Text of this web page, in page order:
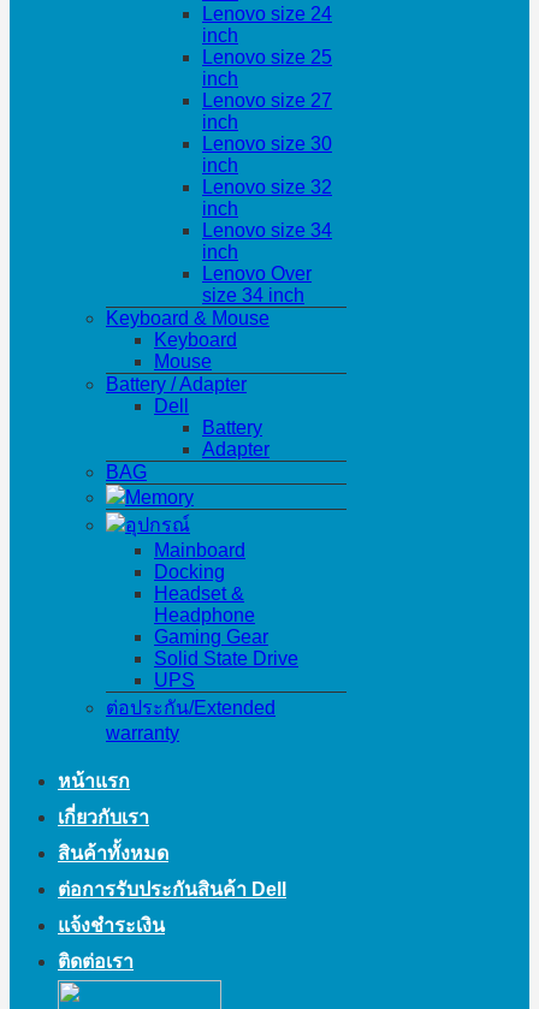
Lenovo size 24
inch
Lenovo size 25
inch
Lenovo size 27
inch
Lenovo size 30
inch
Lenovo size 32
inch
Lenovo size 34
inch
Lenovo Over
size 34 inch
Keyboard & Mouse
Keyboard
Mouse
Battery / Adapter
Dell
Battery
Adapter
BAG
Memory
อุปกรณ์
Mainboard
Docking
Headset &
Headphone
Gaming Gear
Solid State Drive
UPS
ต่อประกัน/Extended
warranty
หน้าแรก
เกี่ยวกับเรา
สินค้าทั้งหมด
ต่อการรับประกันสินค้า Dell
แจ้งชำระเงิน
ติดต่อเรา